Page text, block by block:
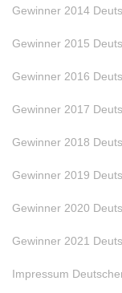
Gewinner 2014
Gewinner 2015
Gewinner 2016
Gewinner 2017
Gewinner 2018
Gewinner 2019
Gewinner 2020
Gewinner 2021
Impressum